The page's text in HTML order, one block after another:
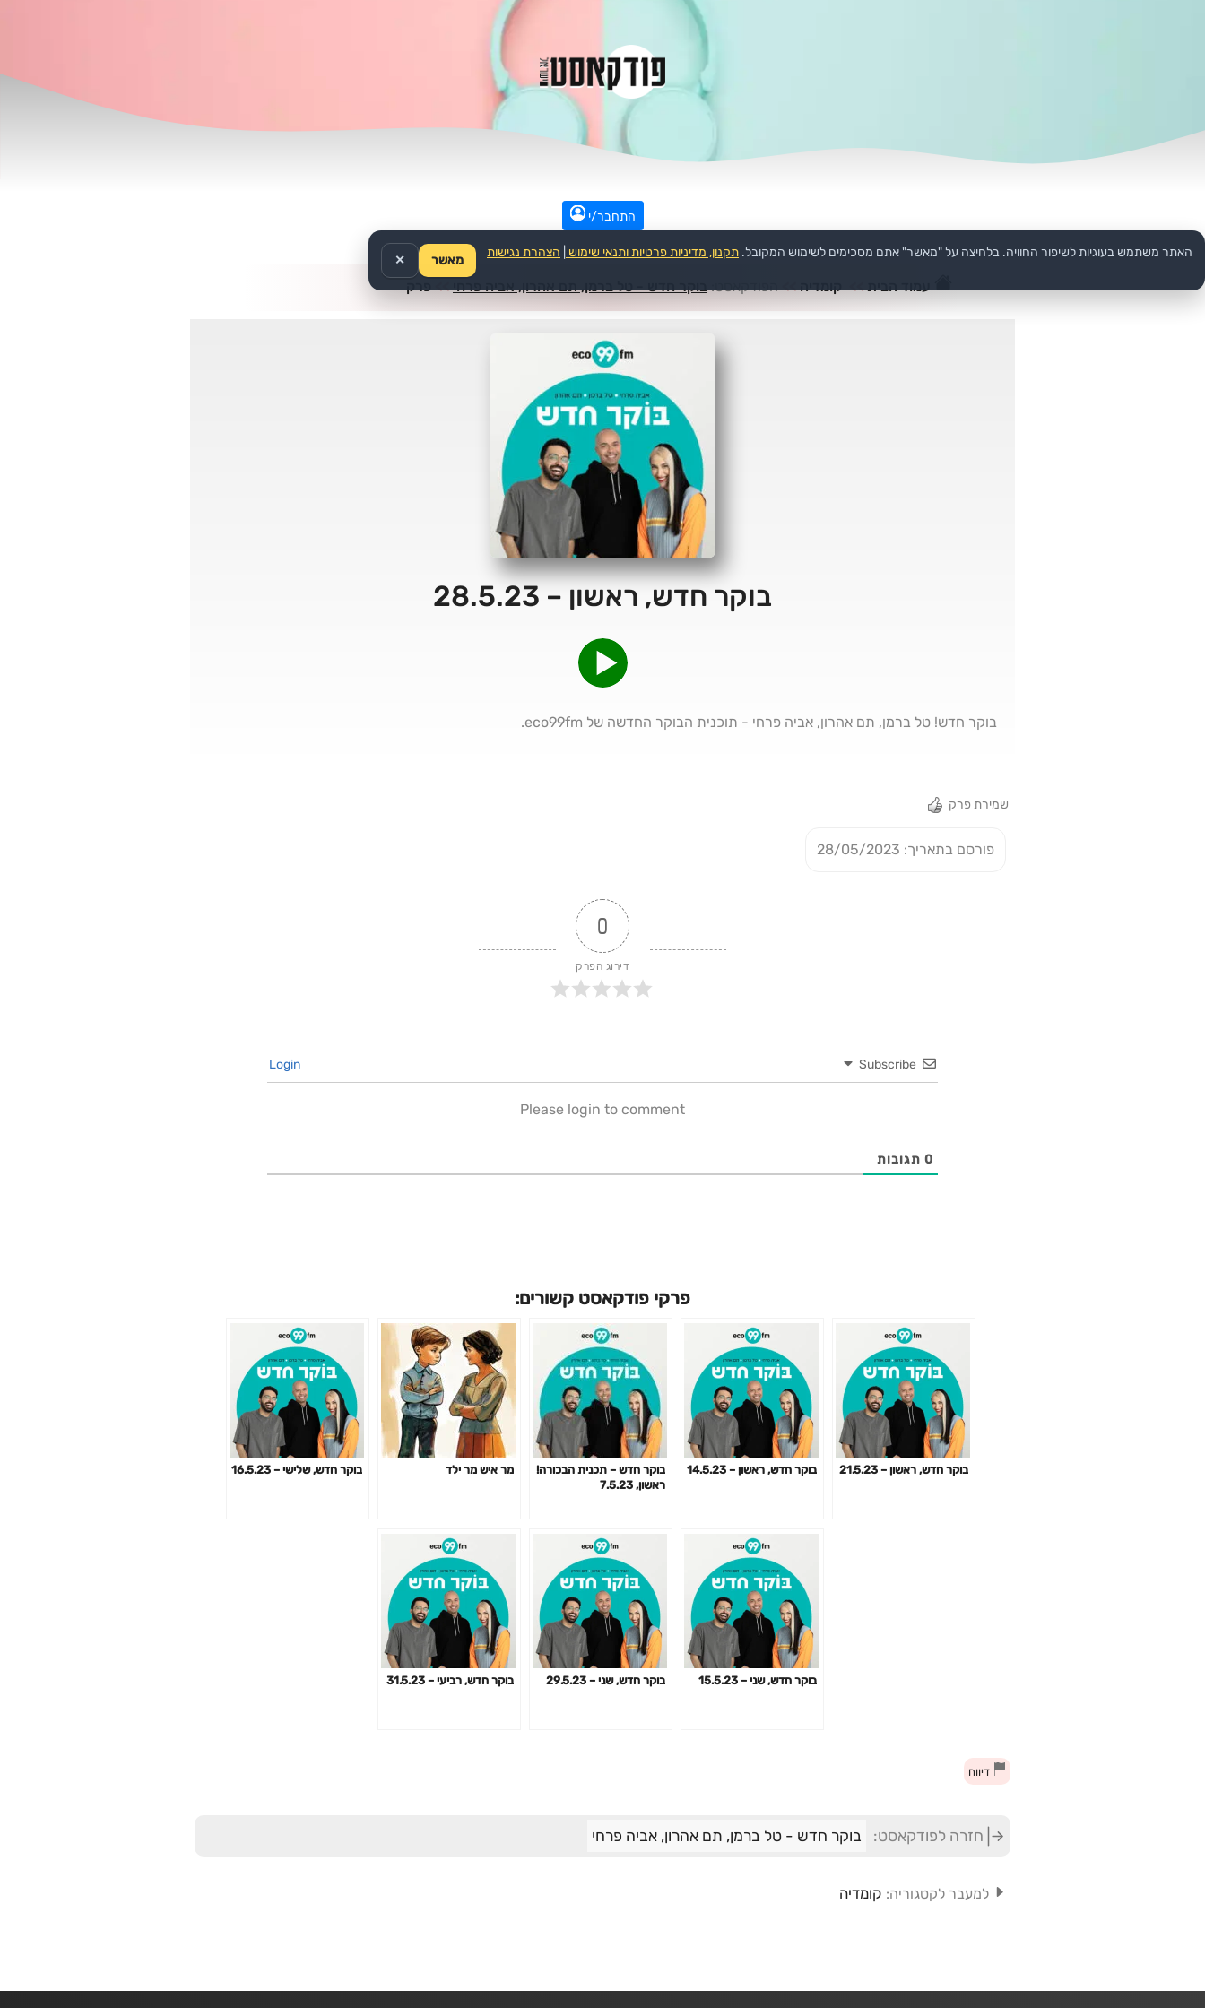
התחבר/י
עמוד הבית >> קומדיה >>הפודקאסט: בוקר חדש - טל ברמן, תם אהרון, אביה פרחי >>פרק
בוקר חדש, ראשון – 28.5.23
בוקר חדש! טל ברמן, תם אהרון, אביה פרחי - תוכנית הבוקר החדשה של eco99fm.
שמירת פרק
פורסם בתאריך: 28/05/2023
0
דירוג הפרק
Subscribe
Please login to comment
0 תגובות
פרקי פודקאסט קשורים:
בוקר חדש, ראשון – 21.5.23 בוקר חדש, ראשון – 14.5.23
בוקר חדש – תכנית הבכורה!
ראשון, 7.5.23
מר איש מר ילד בוקר חדש, שלישי – 16.5.23
בוקר חדש, שני – 15.5.23 בוקר חדש, שני – 29.5.23 בוקר חדש, רביעי – 31.5.23
דיווח
חזרה לפודקאסט: בוקר חדש - טל ברמן, תם אהרון, אביה פרחי
למעבר לקטגוריה: קומדיה
האתר משתמש בעוגיות לשיפור החוויה. בלחיצה על "מאשר" אתם מסכימים לשימוש המקובל. תקנון, מדיניות פרטיות ותנאי שימוש הצהרת נגישות
מאשר ✕